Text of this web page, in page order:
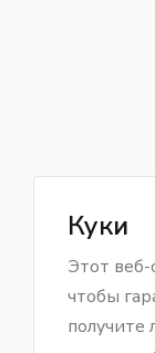
Куки
Этот веб-
чтобы
получите